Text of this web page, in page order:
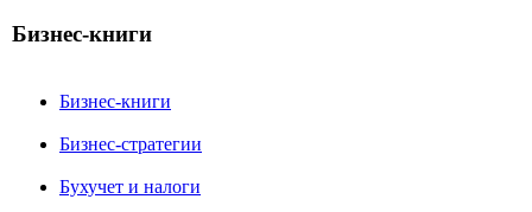
Бизнес-книги
Бизнес-книги
Бизнес-стратегии
Бухучет и налоги